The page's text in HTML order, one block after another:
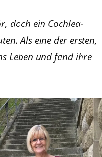
doch ein Cochlea-
Als eine der ersten,
Leben und fand ihre